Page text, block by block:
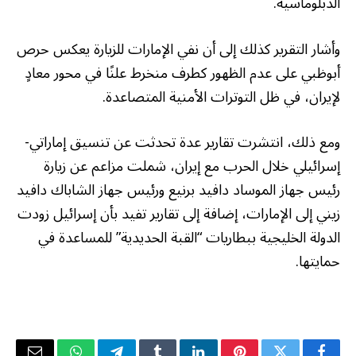
وأشار التقرير كذلك إلى أن نفي الإمارات للزيارة يعكس حرص
أبوظبي على عدم الظهور كطرف منخرط علنًا في محور معادٍ
لإيران، في ظل التوترات الأمنية المتصاعدة.
ومع ذلك، انتشرت تقارير عدة تحدثت عن تنسيق إماراتي-
إسرائيلي خلال الحرب مع إيران، شملت مزاعم عن زيارة
رئيس جهاز الموساد دافيد برنيع ورئيس جهاز الشاباك دافيد
زيني إلى الإمارات، إضافة إلى تقارير تفيد بأن إسرائيل زودت
الدولة الخليجية ببطاريات “القبة الحديدية” للمساعدة في
حمايتها.